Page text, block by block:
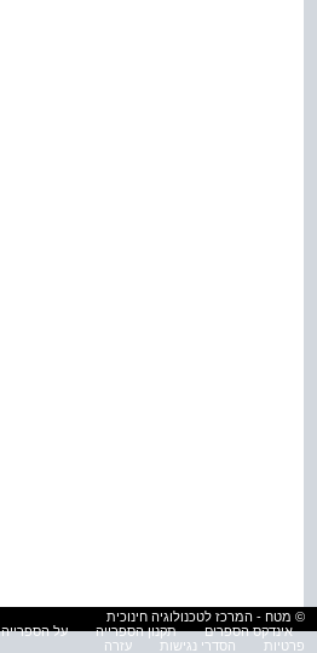
© מטח - המרכז לטכנולוגיה חינוכית
אינדקס הספרים
תקנון הספרייה על הספרייה
פרטיות
הסדרי נגישות עזרה